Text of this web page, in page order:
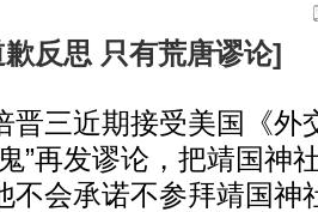
反思 只有荒唐谬论]
三近期接受美国《外
”再发谬论，把靖国神
不会承诺不参拜靖国神